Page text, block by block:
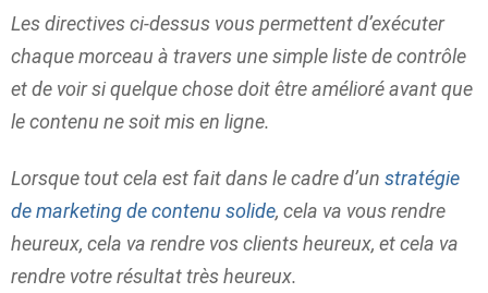
Les directives ci-dessus vous permettent d’exécuter
chaque morceau à travers une simple liste de contrôle
et de voir si quelque chose doit être amélioré avant que
le contenu ne soit mis en ligne.
Lorsque tout cela est fait dans le cadre d’un stratégie
de marketing de contenu solide, cela va vous rendre
heureux, cela va rendre vos clients heureux, et cela va
rendre votre résultat très heureux.